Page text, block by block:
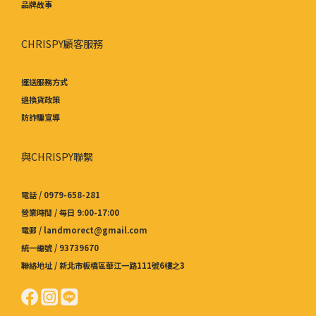
品牌故事
CHRISPY顧客服務
運送服務方式
退換貨政策
防詐騙宣導
與CHRISPY聯繫
電話 / 0979-658-281
營業時間 / 每日 9:00-17:00
電郵 / landmorect@gmail.com
統一編號 / 93739670
聯絡地址 / 新北市板橋區華江一路111號6樓之3